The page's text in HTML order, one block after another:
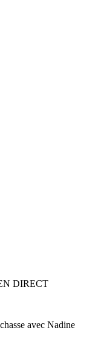
DIRECT
avec Nadine